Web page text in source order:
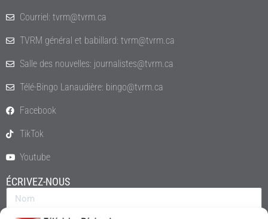
Courriel: tvrm@tvrm.ca
TVRM général et babillard: tvrm@tvrm.ca
Salle des nouvelles: journalistes@tvrm.ca
Télé-Bingo Lanaudière: bingo@tvrm.ca
Facebook
TikTok
Youtube
ÉCRIVEZ-NOUS